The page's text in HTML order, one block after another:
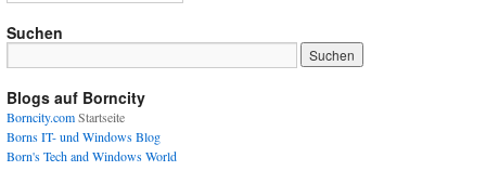
Suchen
Blogs auf Borncity
Borncity.comStartseite
Borns IT- und Windows Blog
Born's Tech and Windows World